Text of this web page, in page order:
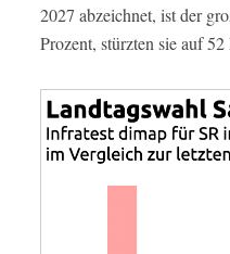
2027 abzeichnet, ist der
Prozent, stürzten sie auf 52